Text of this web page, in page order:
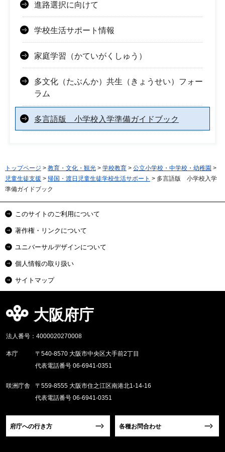
進路選択に向けて
学校生活サポート情報
家庭学習（かていがくしゅう）
多文化（たぶんか）共生（きょうせい）フォー
ラム
多言語版 小学校入学準備ガイドブック
トップページ > 教育・文化・観光 > 学校教育 > 公立小学校・中学校・幼稚園 >
児童生徒支援 > 帰国・渡日児童生徒学校生活サポート > 多言語版 小学校入学
準備ガイドブック
このサイトのご利用について
著作権・リンクについて
ユニバーサルデザインについて
個人情報の取り扱い
サイトマップ
大阪府庁
法人番号：4000020270008
本庁
〒540-8570 大阪市中央区大手前2丁目
代表電話番号 06-6941-0351
咲洲庁舎
〒559-8555 大阪市住之江区南港北1-14-16
代表電話番号 06-6941-0351
府庁への行き方 各種お問合わせ